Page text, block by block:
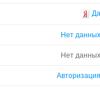
Да
Нет данных
Нет данных
Авторизация